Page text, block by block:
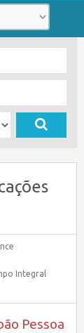
Integral
Pessoa